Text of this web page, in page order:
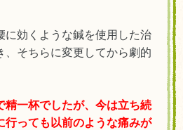
に効くような鍼を使用した治
、そちらに変更してから劇的
精一杯でしたが、今は立ち続
行っても以前のような痛みが